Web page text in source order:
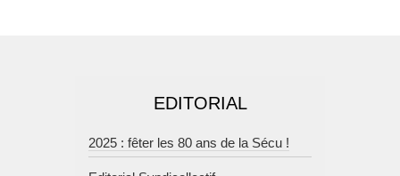
EDITORIAL
2025 : fêter les 80 ans de la Sécu !